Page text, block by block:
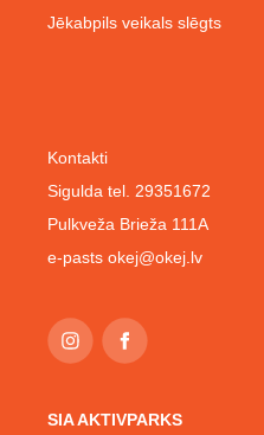
Kontakti
Sigulda tel. 29351672
Pulkveža Brieža 111A
e-pasts okej@okej.lv
Jēkabpils veikals slēgts
SIA AKTIVPARKS